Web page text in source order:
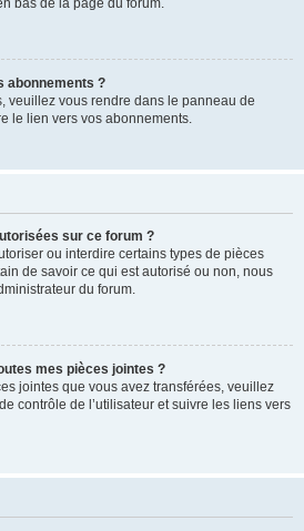
bas de la page du forum.
abonnements ?
veuillez vous rendre dans le panneau de
le lien vers vos abonnements.
sur ce forum ?
ou interdire certains types de pièces
de savoir ce qui est autorisé ou non, nous
du forum.
mes pièces jointes ?
jointes que vous avez transférées, veuillez
contrôle de l’utilisateur et suivre les liens vers